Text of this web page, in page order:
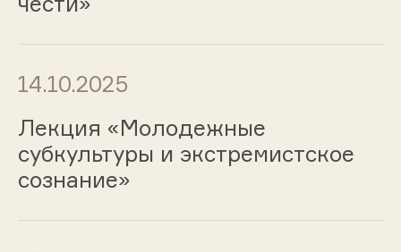
14.10.2025
Лекция «Молодежные
субкультуры и экстремистское
сознание»